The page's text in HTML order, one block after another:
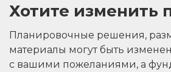
Хотите изменить
Планировочные решения,
материалы могут быть
с вашими пожеланиями, а